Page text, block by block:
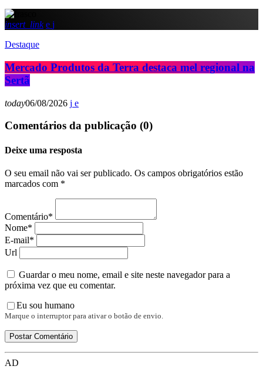
insert_link
Destaque
Mercado Produtos da Terra destaca mel regional na
Sertã
today06/08/2026
Comentários da publicação (0)
Deixe uma resposta
O seu email não vai ser publicado. Os campos obrigatórios estão
marcados com *
Comentário*
Nome*
E-mail*
Url
Guardar o meu nome, email e site neste navegador para a
próxima vez que eu comentar.
Eu sou humano
Marque o interruptor para ativar o botão de envio.
AD